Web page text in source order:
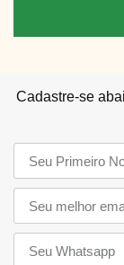
Cadastre-se